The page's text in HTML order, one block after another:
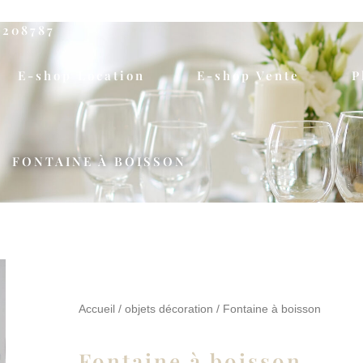
E-shop Location E-shop Vente
FONTAINE À BOISSON
Accueil / objets décoration / Fontaine à boisson